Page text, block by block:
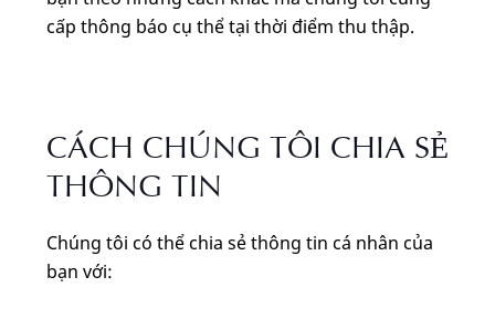
cấp thông báo cụ thể tại thời điểm thu thập.
CÁCH CHÚNG TÔI CHIA SẺ
THÔNG TIN
Chúng tôi có thể chia sẻ thông tin cá nhân của
bạn với: